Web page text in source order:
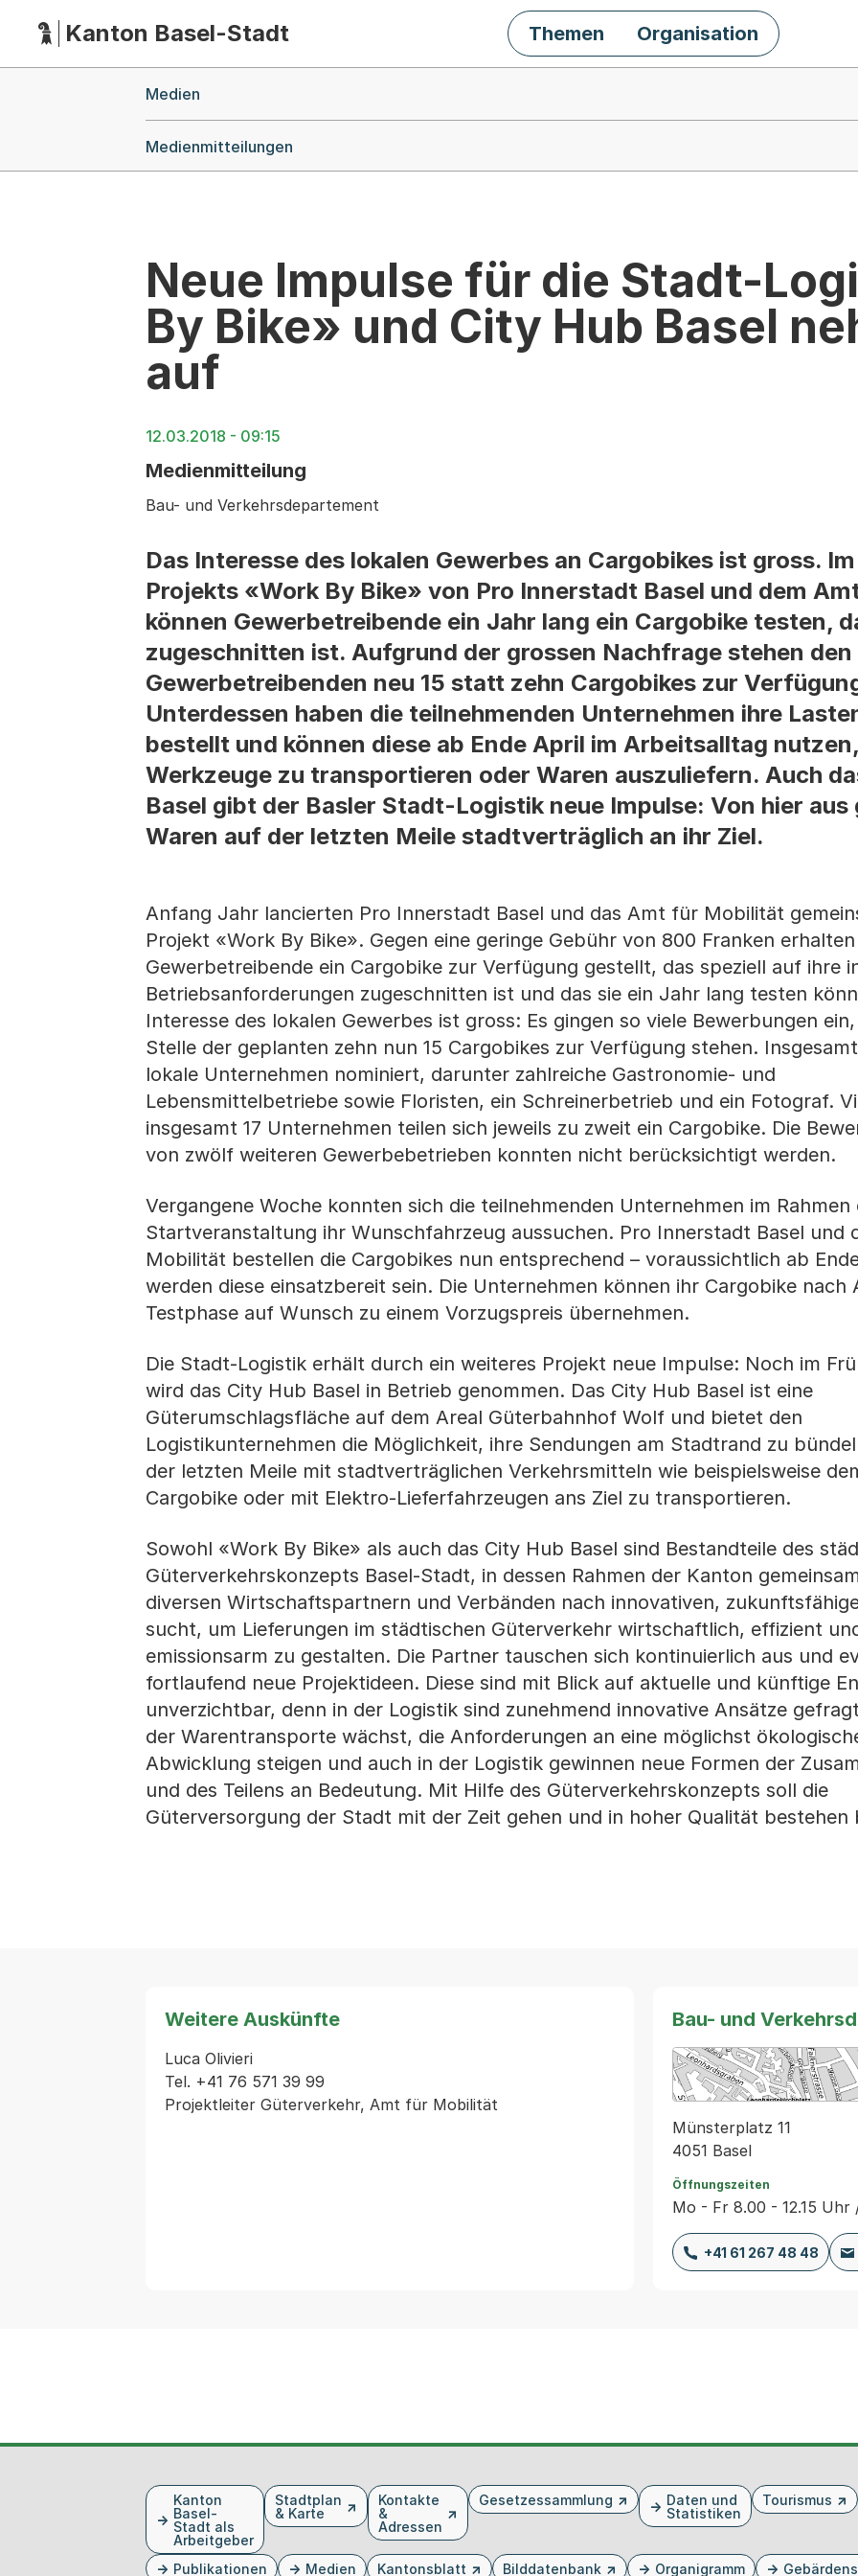
HauptnavigationKanton Basel-Stadt Themen Organisation
Medien
Medienmitteilungen
Neue Impulse für die Stadt-
By Bike» und City Hub Basel
auf
12.03.2018 - 09:15
Medienmitteilung
Bau- und Verkehrsdepartement
Das Interesse des lokalen Gewerbes an Cargobikes ist gross.
Projekts «Work By Bike» von Pro Innerstadt Basel und dem
können Gewerbetreibende ein Jahr lang ein Cargobike testen,
zugeschnitten ist. Aufgrund der grossen Nachfrage stehen den
Gewerbetreibenden neu 15 statt zehn Cargobikes zur
Unterdessen haben die teilnehmenden Unternehmen ihre
bestellt und können diese ab Ende April im Arbeitsalltag
Werkzeuge zu transportieren oder Waren auszuliefern. Auch
Basel gibt der Basler Stadt-Logistik neue Impulse: Von hier aus
Waren auf der letzten Meile stadtverträglich an ihr Ziel.
Anfang Jahr lancierten Pro Innerstadt Basel und das Amt für Mobilität
Projekt «Work By Bike». Gegen eine geringe Gebühr von 800 Franken erhalten
Gewerbetreibende ein Cargobike zur Verfügung gestellt, das speziell auf ihre
Betriebsanforderungen zugeschnitten ist und das sie ein Jahr lang testen
Interesse des lokalen Gewerbes ist gross: Es gingen so viele Bewerbungen
Stelle der geplanten zehn nun 15 Cargobikes zur Verfügung stehen.
lokale Unternehmen nominiert, darunter zahlreiche Gastronomie- und
Lebensmittelbetriebe sowie Floristen, ein Schreinerbetrieb und ein Fotograf.
insgesamt 17 Unternehmen teilen sich jeweils zu zweit ein Cargobike. Die
von zwölf weiteren Gewerbebetrieben konnten nicht berücksichtigt werden.
Vergangene Woche konnten sich die teilnehmenden Unternehmen im Rahmen
Startveranstaltung ihr Wunschfahrzeug aussuchen. Pro Innerstadt Basel und
Mobilität bestellen die Cargobikes nun entsprechend – voraussichtlich ab
werden diese einsatzbereit sein. Die Unternehmen können ihr Cargobike nach
Testphase auf Wunsch zu einem Vorzugspreis übernehmen.
Die Stadt-Logistik erhält durch ein weiteres Projekt neue Impulse: Noch im
wird das City Hub Basel in Betrieb genommen. Das City Hub Basel ist eine
Güterumschlagsfläche auf dem Areal Güterbahnhof Wolf und bietet den
Logistikunternehmen die Möglichkeit, ihre Sendungen am Stadtrand zu
der letzten Meile mit stadtverträglichen Verkehrsmitteln wie beispielsweise
Cargobike oder mit Elektro-Lieferfahrzeugen ans Ziel zu transportieren.
Sowohl «Work By Bike» als auch das City Hub Basel sind Bestandteile des
Güterverkehrskonzepts Basel-Stadt, in dessen Rahmen der Kanton
diversen Wirtschaftspartnern und Verbänden nach innovativen,
sucht, um Lieferungen im städtischen Güterverkehr wirtschaftlich, effizient
emissionsarm zu gestalten. Die Partner tauschen sich kontinuierlich aus und
fortlaufend neue Projektideen. Diese sind mit Blick auf aktuelle und künftige
unverzichtbar, denn in der Logistik sind zunehmend innovative Ansätze
der Warentransporte wächst, die Anforderungen an eine möglichst
Abwicklung steigen und auch in der Logistik gewinnen neue Formen der
und des Teilens an Bedeutung. Mit Hilfe des Güterverkehrskonzepts soll die
Güterversorgung der Stadt mit der Zeit gehen und in hoher Qualität bestehen
Weitere Auskünfte
Luca Olivieri
Tel. +41 76 571 39 99
Bau- und
Münsterplatz 11
4051 Basel
Öffnungszeiten
Mo - Fr 8.00 - 12.15 Uhr
+41 61 267 48 48
Kanton
Basel-
Stadt als
Arbeitgeber
Stadtplan
& Karte
Kontakte
&
Adressen
Gesetzessammlung
Daten und
Statistiken
Tourismus
Publikationen Medien Kantonsblatt Bilddatenbank Organigramm